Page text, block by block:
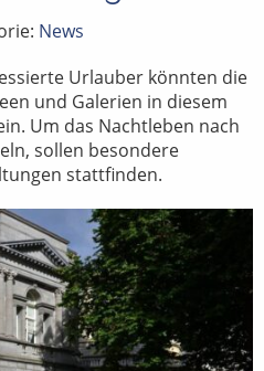
News
Urlauber könnten die
und Galerien in diesem
Um das Nachtleben nach
sollen besondere
stattfinden.